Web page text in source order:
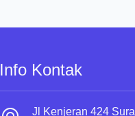
Info Kontak
Jl Kenjeran 424